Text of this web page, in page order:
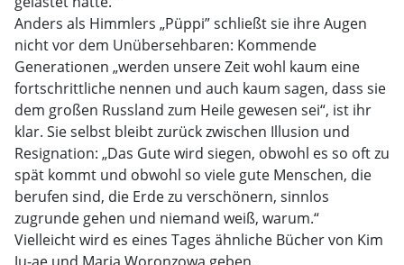
Anders als Himmlers „Püppi” schließt sie ihre Augen
nicht vor dem Unübersehbaren: Kommende
Generationen „werden unsere Zeit wohl kaum eine
fortschrittliche nennen und auch kaum sagen, dass sie
dem großen Russland zum Heile gewesen sei“, ist ihr
klar. Sie selbst bleibt zurück zwischen Illusion und
Resignation: „Das Gute wird siegen, obwohl es so oft zu
spät kommt und obwohl so viele gute Menschen, die
berufen sind, die Erde zu verschönern, sinnlos
zugrunde gehen und niemand weiß, warum.“
Vielleicht wird es eines Tages ähnliche Bücher von Kim